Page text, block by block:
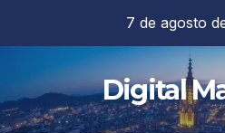
contenido
7 de agosto
Digital